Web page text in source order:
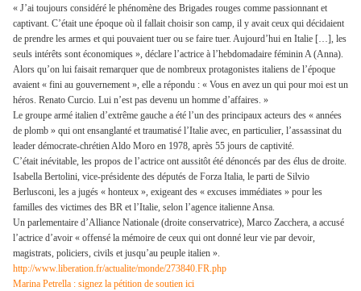
« J’ai toujours considéré le phénomène des Brigades rouges comme passionnant et
captivant. C’était une époque où il fallait choisir son camp, il y avait ceux qui décidaient
de prendre les armes et qui pouvaient tuer ou se faire tuer. Aujourd’hui en Italie […], les
seuls intérêts sont économiques », déclare l’actrice à l’hebdomadaire féminin A (Anna).
Alors qu’on lui faisait remarquer que de nombreux protagonistes italiens de l’époque
avaient « fini au gouvernement », elle a répondu : « Vous en avez un qui pour moi est un
héros. Renato Curcio. Lui n’est pas devenu un homme d’affaires. »
Le groupe armé italien d’extrême gauche a été l’un des principaux acteurs des « années
de plomb » qui ont ensanglanté et traumatisé l’Italie avec, en particulier, l’assassinat du
leader démocrate-chrétien Aldo Moro en 1978, après 55 jours de captivité.
C’était inévitable, les propos de l’actrice ont aussitôt été dénoncés par des élus de droite.
Isabella Bertolini, vice-présidente des députés de Forza Italia, le parti de Silvio
Berlusconi, les a jugés « honteux », exigeant des « excuses immédiates » pour les
familles des victimes des BR et l’Italie, selon l’agence italienne Ansa.
Un parlementaire d’Alliance Nationale (droite conservatrice), Marco Zacchera, a accusé
l’actrice d’avoir « offensé la mémoire de ceux qui ont donné leur vie par devoir,
magistrats, policiers, civils et jusqu’au peuple italien ».
http://www.liberation.fr/actualite/monde/273840.FR.php
Marina Petrella : signez la pétition de soutien ici